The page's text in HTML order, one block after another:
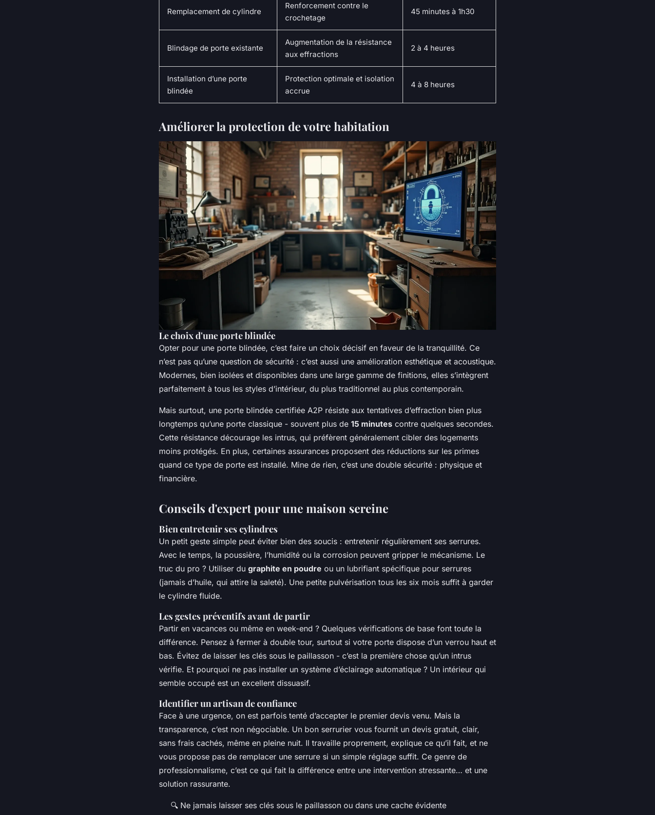
Remplacement de cylindre
Renforcement contre le
crochetage
45 minutes à 1h30
Blindage de porte existante
Augmentation de la résistance
aux effractions
2 à 4 heures
Installation d’une porte
blindée
Protection optimale et isolation
accrue
4 à 8 heures
Améliorer la protection de votre habitation
Le choix d'une porte blindée
Opter pour une porte blindée, c’est faire un choix décisif en faveur de la tranquillité. Ce
n’est pas qu’une question de sécurité : c’est aussi une amélioration esthétique et acoustique.
Modernes, bien isolées et disponibles dans une large gamme de finitions, elles s’intègrent
parfaitement à tous les styles d’intérieur, du plus traditionnel au plus contemporain.
Mais surtout, une porte blindée certifiée A2P résiste aux tentatives d’effraction bien plus
longtemps qu’une porte classique - souvent plus de 15 minutes contre quelques secondes.
Cette résistance décourage les intrus, qui préfèrent généralement cibler des logements
moins protégés. En plus, certaines assurances proposent des réductions sur les primes
quand ce type de porte est installé. Mine de rien, c’est une double sécurité : physique et
financière.
Conseils d'expert pour une maison sereine
Bien entretenir ses cylindres
Un petit geste simple peut éviter bien des soucis : entretenir régulièrement ses serrures.
Avec le temps, la poussière, l’humidité ou la corrosion peuvent gripper le mécanisme. Le
truc du pro ? Utiliser du graphite en poudre ou un lubrifiant spécifique pour serrures
(jamais d’huile, qui attire la saleté). Une petite pulvérisation tous les six mois suffit à garder
le cylindre fluide.
Les gestes préventifs avant de partir
Partir en vacances ou même en week-end ? Quelques vérifications de base font toute la
différence. Pensez à fermer à double tour, surtout si votre porte dispose d’un verrou haut et
bas. Évitez de laisser les clés sous le paillasson - c’est la première chose qu’un intrus
vérifie. Et pourquoi ne pas installer un système d’éclairage automatique ? Un intérieur qui
semble occupé est un excellent dissuasif.
Identifier un artisan de confiance
Face à une urgence, on est parfois tenté d’accepter le premier devis venu. Mais la
transparence, c’est non négociable. Un bon serrurier vous fournit un devis gratuit, clair,
sans frais cachés, même en pleine nuit. Il travaille proprement, explique ce qu’il fait, et ne
vous propose pas de remplacer une serrure si un simple réglage suffit. Ce genre de
professionnalisme, c’est ce qui fait la différence entre une intervention stressante… et une
solution rassurante.
🔍 Ne jamais laisser ses clés sous le paillasson ou dans une cache évidente